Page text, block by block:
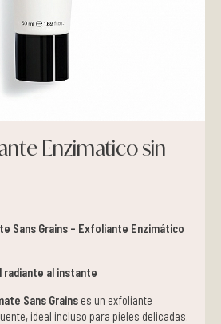
Enzimatico sin
Sans Grains – Exfoliante Enzimático
radiante al instante
Sans Grains es un exfoliante
ideal incluso para pieles delicadas.